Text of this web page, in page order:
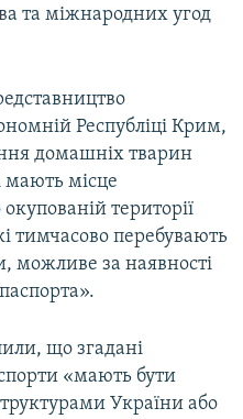
та міжнародних угод
Республіці Крим,
домашніх тварин
мають місце
території
тимчасово перебувають
можливе за наявності
що згадані
«мають бути
України або